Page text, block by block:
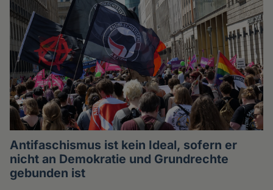
Antifaschismus ist kein Ideal, sofern er
nicht an Demokratie und Grundrechte
gebunden ist